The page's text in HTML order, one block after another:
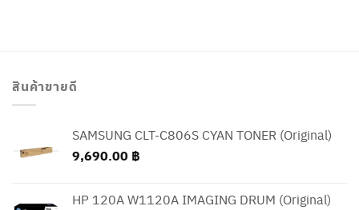
สินค้าขายดี
SAMSUNG CLT-C806S CYAN TONER (Original)
9,690.00 ฿
HP 120A W1120A IMAGING DRUM (Original)